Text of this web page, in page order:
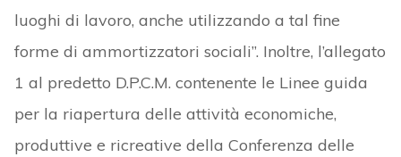
luoghi di lavoro, anche utilizzando a tal fine
forme di ammortizzatori sociali”. Inoltre, l’allegato
1 al predetto D.P.C.M. contenente le Linee guida
per la riapertura delle attività economiche,
produttive e ricreative della Conferenza delle